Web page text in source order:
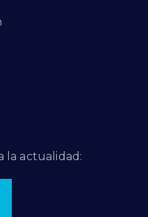
la actualidad: